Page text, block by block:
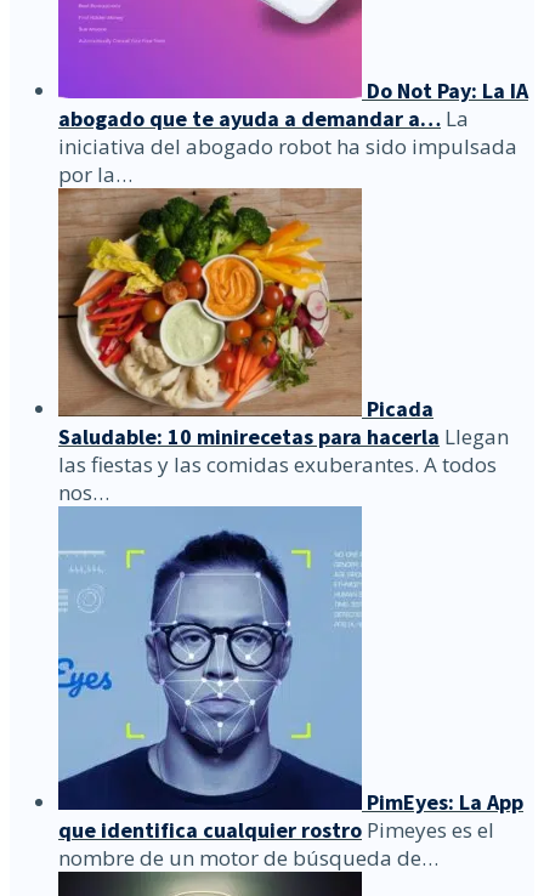
Do Not Pay: La IA
abogado que te ayuda a demandar a… La
iniciativa del abogado robot ha sido impulsada
por la…
Picada
Saludable: 10 minirecetas para hacerla Llegan
las fiestas y las comidas exuberantes. A todos
nos…
PimEyes: La App
que identifica cualquier rostro Pimeyes es el
nombre de un motor de búsqueda de…